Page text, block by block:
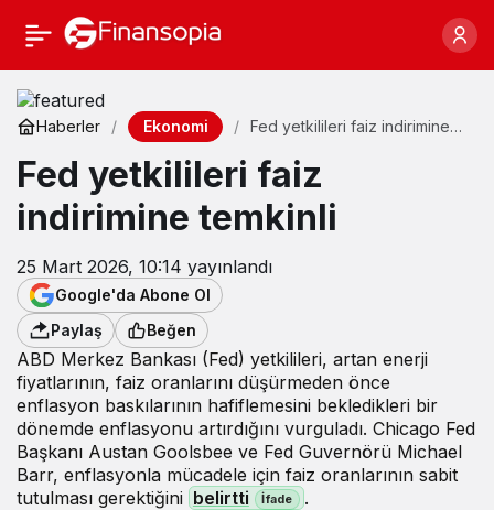
Haberler Ekonomi
Fed yetkilileri faiz indirimine
Fed yetkilileri faiz
indirimine temkinli
25 Mart 2026, 10:14 yayınlandı
Google'da Abone Ol
Paylaş
Beğen
ABD Merkez Bankası (Fed) yetkilileri, artan enerji
fiyatlarının, faiz oranlarını düşürmeden önce
enflasyon baskılarının hafiflemesini bekledikleri bir
dönemde enflasyonu artırdığını vurguladı. Chicago Fed
Başkanı Austan Goolsbee ve Fed Guvernörü Michael
Barr, enflasyonla mücadele için faiz oranlarının sabit
tutulması gerektiğini belirtti .